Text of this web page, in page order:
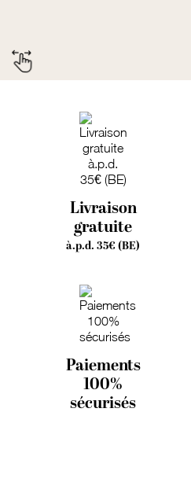
Livraison
gratuite
à.p.d. 35€ (BE)
Paiements
100%
sécurisés